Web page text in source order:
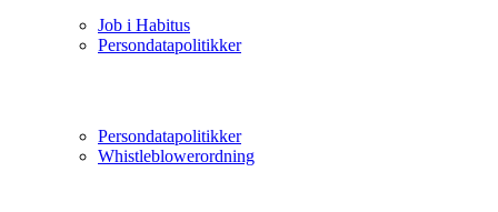
Persondatapolitikker
Whistleblowerordning
Job i Habitus
Persondatapolitikker